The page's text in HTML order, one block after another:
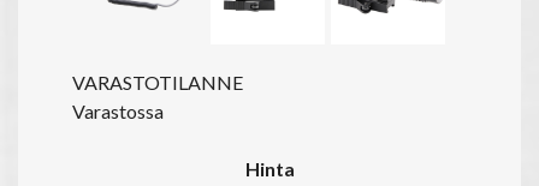
VARASTOTILANNE
Varastossa
Hinta